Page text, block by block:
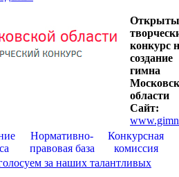
конкурс
создание
гимна
области
Сайт:
Нормативно-
правовая база
Конкурсная
комиссия
за наших талантливых